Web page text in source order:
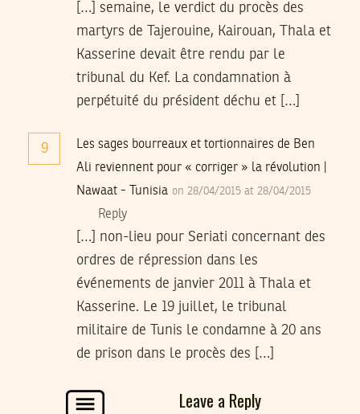
[…] semaine, le verdict du procès des
martyrs de Tajerouine, Kairouan, Thala et
Kasserine devait être rendu par le
tribunal du Kef. La condamnation à
perpétuité du président déchu et […]
9
Les sages bourreaux et tortionnaires de Ben
Ali reviennent pour « corriger » la révolution |
Nawaat - Tunisia on 28/04/2015 at 28/04/2015
Reply
[…] non-lieu pour Seriati concernant des
ordres de répression dans les
événements de janvier 2011 à Thala et
Kasserine. Le 19 juillet, le tribunal
militaire de Tunis le condamne à 20 ans
de prison dans le procès des […]
Leave a Reply